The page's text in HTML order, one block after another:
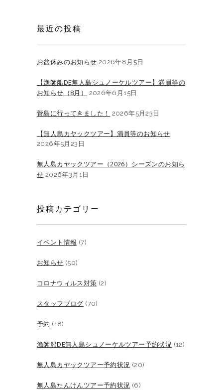
最近の投稿
お盆休みのお知らせ 2026年8月5日
【漁師船DE無人島シュノーケルツアー】満員等の
お知らせ（8月）
2026年6月15日
菅島に行ってきました！ 2026年5月23日
【無人島カヤックツアー】満員等のお知らせ
2026年5月23日
無人島カヤックツアー（2026）シーズンのお知ら
せ 2026年3月1日
投稿カテゴリー
イベント情報 (7)
お知らせ (50)
コロナウィルス対策 (2)
スタッフブログ (70)
予約 (18)
漁師船DE無人島シュノーケルツアー予約状況 (12)
無人島カヤックツアー予約状況 (20)
無人島たんけんツアー予約状況 (6)